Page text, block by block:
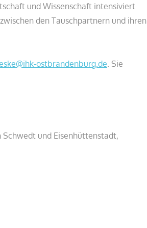
und Wissenschaft intensiviert
den Tauschpartnern und ihren
ostbrandenburg.de . Sie
und Eisenhüttenstadt,